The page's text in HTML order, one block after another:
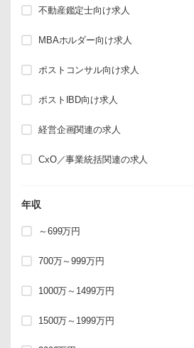
不動産鑑定士向け求人
MBAホルダー向け求人
ポストコンサル向け求人
ポストIBD向け求人
経営企画関連の求人
CxO／事業統括関連の求人
年収
～699万円
700万～999万円
1000万～1499万円
1500万～1999万円